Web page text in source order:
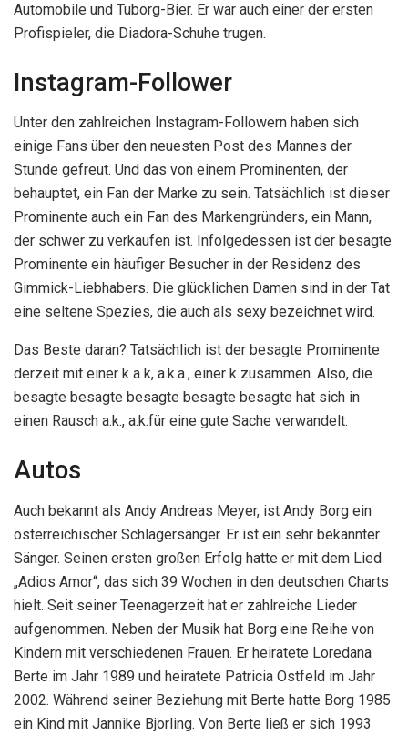
Automobile und Tuborg-Bier. Er war auch einer der ersten
Profispieler, die Diadora-Schuhe trugen.
Instagram-Follower
Unter den zahlreichen Instagram-Followern haben sich
einige Fans über den neuesten Post des Mannes der
Stunde gefreut. Und das von einem Prominenten, der
behauptet, ein Fan der Marke zu sein. Tatsächlich ist dieser
Prominente auch ein Fan des Markengründers, ein Mann,
der schwer zu verkaufen ist. Infolgedessen ist der besagte
Prominente ein häufiger Besucher in der Residenz des
Gimmick-Liebhabers. Die glücklichen Damen sind in der Tat
eine seltene Spezies, die auch als sexy bezeichnet wird.
Das Beste daran? Tatsächlich ist der besagte Prominente
derzeit mit einer k a k, a.k.a., einer k zusammen. Also, die
besagte besagte besagte besagte besagte hat sich in
einen Rausch a.k., a.k.für eine gute Sache verwandelt.
Autos
Auch bekannt als Andy Andreas Meyer, ist Andy Borg ein
österreichischer Schlagersänger. Er ist ein sehr bekannter
Sänger. Seinen ersten großen Erfolg hatte er mit dem Lied
„Adios Amor“, das sich 39 Wochen in den deutschen Charts
hielt. Seit seiner Teenagerzeit hat er zahlreiche Lieder
aufgenommen. Neben der Musik hat Borg eine Reihe von
Kindern mit verschiedenen Frauen. Er heiratete Loredana
Berte im Jahr 1989 und heiratete Patricia Ostfeld im Jahr
2002. Während seiner Beziehung mit Berte hatte Borg 1985
ein Kind mit Jannike Bjorling. Von Berte ließ er sich 1993